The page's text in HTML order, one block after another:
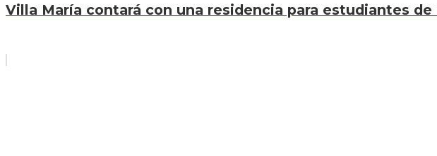
Villa María contará con una residencia para estudiantes de